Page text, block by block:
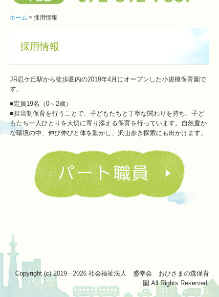
お問合せ
ホーム 採用情報
採用情報
JR忍ケ丘駅から徒歩圏内の2019年4月にオープンした小規模保育園で
す。
■定員19名（0～2歳）
■担当制保育を行うことで、子どもたちと丁寧な関わりを持ち、子ど
もたち一人ひとりを大切に寄り添える保育を行っています。自然豊か
な環境の中、伸び伸びと体を動かし、沢山歩き探索にも出かけます。
Copyright (c) 2019 - 2026 社会福祉法人 盛幸会 おひさまの森保育
園 All Rights Reserved.